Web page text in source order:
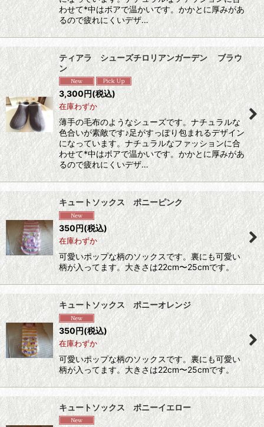
わせて*中はボアで温かいです。かかとに厚みがあ
るので疲れにくいデザ…
ティアラ シューズチロリアンガーデン ブラウ
ン
3,300円(税込)
在庫わずか
薄手の毛布のようなシューズです。ナチュラルな
色合いが素敵です♪足がすっぽり包まれるデザイン
になっています。ナチュラルなファッションに合
わせて*中はボアで温かいです。かかとに厚みがあ
るので疲れにくいデザ…
キュートソックス ポニーピンク
350円(税込)
在庫わずか
可愛いポップな柄のソックスです。裏にも可愛い
柄が入ってます。大きさは22cm〜25cmです。
キュートソックス ポニーオレンジ
350円(税込)
在庫わずか
可愛いポップな柄のソックスです。裏にも可愛い
柄が入ってます。大きさは22cm〜25cmです。
キュートソックス ポニーイエロー